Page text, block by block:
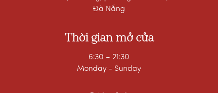
Đà Nẵng
Thời gian mở cửa
6:30 – 21:30
Monday - Sunday